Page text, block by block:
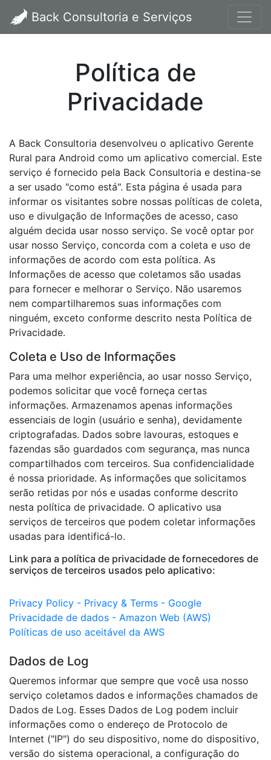
Back Consultoria e Serviços
Política de
Privacidade
A Back Consultoria desenvolveu o aplicativo Gerente
Rural para Android como um aplicativo comercial. Este
serviço é fornecido pela Back Consultoria e destina-se
a ser usado "como está". Esta página é usada para
informar os visitantes sobre nossas políticas de coleta,
uso e divulgação de Informações de acesso, caso
alguém decida usar nosso serviço. Se você optar por
usar nosso Serviço, concorda com a coleta e uso de
informações de acordo com esta política. As
Informações de acesso que coletamos são usadas
para fornecer e melhorar o Serviço. Não usaremos
nem compartilharemos suas informações com
ninguém, exceto conforme descrito nesta Política de
Privacidade.
Coleta e Uso de Informações
Para uma melhor experiência, ao usar nosso Serviço,
podemos solicitar que você forneça certas
informações. Armazenamos apenas informações
essenciais de login (usuário e senha), devidamente
criptografadas. Dados sobre lavouras, estoques e
fazendas são guardados com segurança, mas nunca
compartilhados com terceiros. Sua confidencialidade
é nossa prioridade. As informações que solicitamos
serão retidas por nós e usadas conforme descrito
nesta política de privacidade. O aplicativo usa
serviços de terceiros que podem coletar informações
usadas para identificá-lo.
Link para a política de privacidade de fornecedores de
serviços de terceiros usados pelo aplicativo:
Privacy Policy - Privacy & Terms - Google
Privacidade de dados - Amazon Web (AWS)
Políticas de uso aceitável da AWS
Dados de Log
Queremos informar que sempre que você usa nosso
serviço coletamos dados e informações chamados de
Dados de Log. Esses Dados de Log podem incluir
informações como o endereço de Protocolo de
Internet ("IP") do seu dispositivo, nome do dispositivo,
versão do sistema operacional, a configuração do